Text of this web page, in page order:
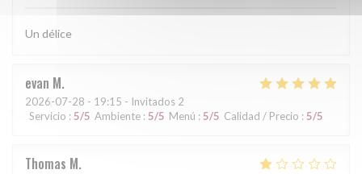
Un délice
evan M
2026-07-28 - 19:15 - Invitados 2
Servicio : 5/5 Ambiente : 5/5 Menú :5/5 Calidad / Precio : 5/5
Thomas M